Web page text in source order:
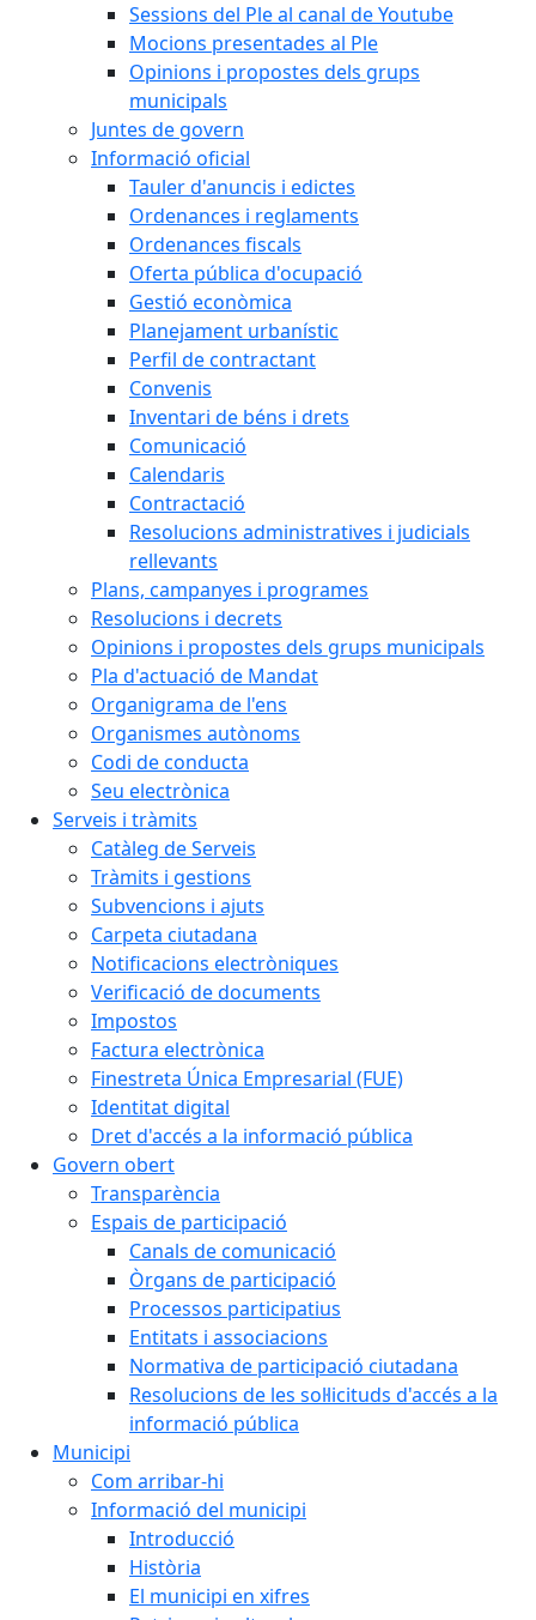
Sessions del Ple al canal de Youtube
Mocions presentades al Ple
Opinions i propostes dels grups
municipals
Juntes de govern
Informació oficial
Tauler d'anuncis i edictes
Ordenances i reglaments
Ordenances fiscals
Oferta pública d'ocupació
Gestió econòmica
Planejament urbanístic
Perfil de contractant
Convenis
Inventari de béns i drets
Comunicació
Calendaris
Contractació
Resolucions administratives i judicials
rellevants
Plans, campanyes i programes
Resolucions i decrets
Opinions i propostes dels grups municipals
Pla d'actuació de Mandat
Organigrama de l'ens
Organismes autònoms
Codi de conducta
Seu electrònica
Serveis i tràmits
Catàleg de Serveis
Tràmits i gestions
Subvencions i ajuts
Carpeta ciutadana
Notificacions electròniques
Verificació de documents
Impostos
Factura electrònica
Finestreta Única Empresarial (FUE)
Identitat digital
Dret d'accés a la informació pública
Govern obert
Transparència
Espais de participació
Canals de comunicació
Òrgans de participació
Processos participatius
Entitats i associacions
Normativa de participació ciutadana
Resolucions de les sol·licituds d'accés a la
informació pública
Municipi
Com arribar-hi
Informació del municipi
Introducció
Història
El municipi en xifres